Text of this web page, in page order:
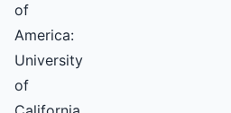
of
America:
University
of